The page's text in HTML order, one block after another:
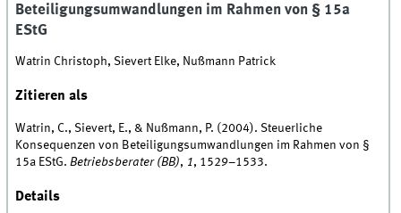
Beteiligungsumwandlungen im Rahmen von § 15a
EStG
Watrin Christoph, Sievert Elke, Nußmann Patrick
Zitieren als
Watrin, C., Sievert, E., & Nußmann, P. (2004). Steuerliche
Konsequenzen von Beteiligungsumwandlungen im Rahmen von §
15a EStG.Betriebsberater (BB), 1, 1529–1533.
Details